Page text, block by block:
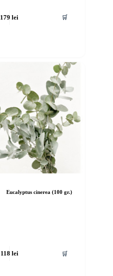
179lei 🛒
Eucalyptus cinerea (100 gr.)
118 lei 🛒